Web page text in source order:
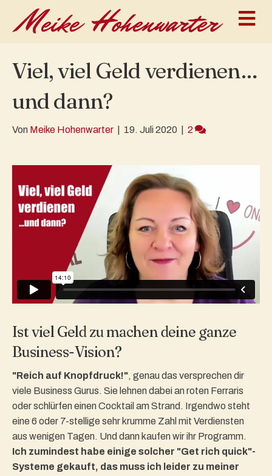
Viel, viel Geld verdienen…
und dann?
Von Meike Hohenwarter 19. Juli 2020 2
Ist viel Geld zu machen deine ganze
Business-Vision?
"Reich auf Knopfdruck!", genau das versprechen dir
viele Business Gurus. Sie lehnen dabei an roten Ferraris
oder schlürfen einen Cocktail am Strand. Irgendwo steht
eine 6 oder 7-stellige sehr krumme Zahl mit Verdiensten
aus wenigen Tagen. Und dann kaufen wir ihr Programm.
Ich zumindest habe einige solcher "Get rich quick"-
Systeme gekauft, das muss ich leider zu meiner